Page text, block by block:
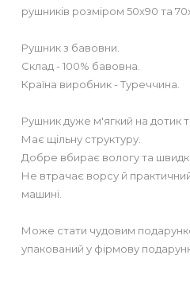
рушників розміром 50х90 та
Рушник з бавовни.
Склад - 100% бавовна.
Країна виробник - Туреччина.
Рушник дуже м'ягкий на дотик
Має щільну структуру.
Добре вбирає вологу та
Не втрачає ворсу й
машині.
Може стати чудовим
упакований у фірмову